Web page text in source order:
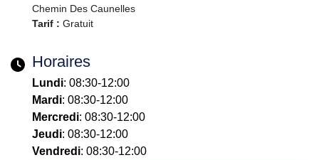
Chemin Des Caunelles
Tarif : Gratuit
Horaires
Lundi: 08:30-12:00
Mardi: 08:30-12:00
Mercredi: 08:30-12:00
Jeudi: 08:30-12:00
Vendredi: 08:30-12:00